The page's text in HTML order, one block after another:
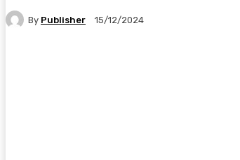
By Publisher 15/12/2024